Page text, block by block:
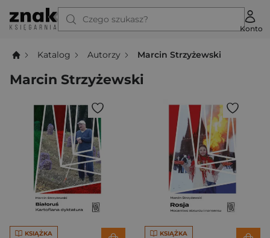
Czego szukasz?
Konto
Katalog Autorzy Marcin Strzyżewski
Marcin Strzyżewski
KSIĄŻKA KSIĄŻKA